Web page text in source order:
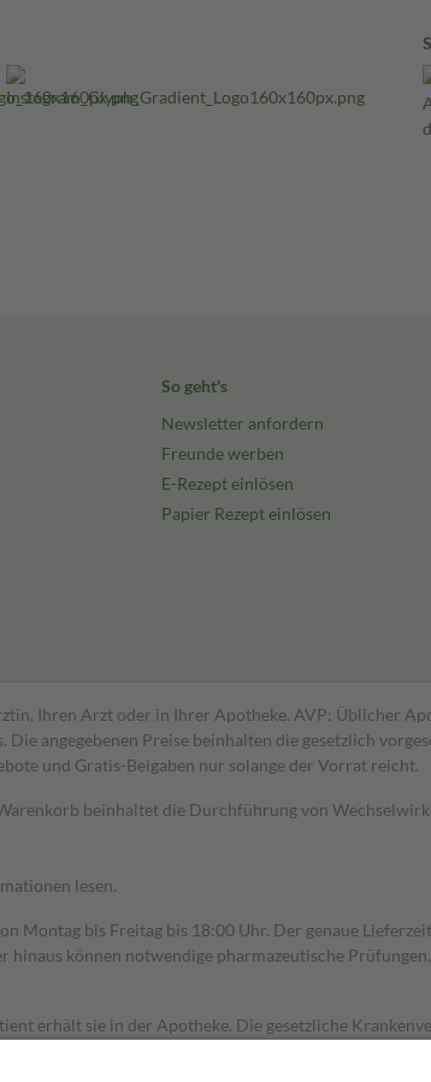
So geht's
Newsletter anfordern
Freunde werben
E-Rezept einlösen
Papier Rezept einlösen
Ihren Arzt oder in Ihrer Apotheke. AVP: Üblicher
angegebenen Preise beinhalten die gesetzlich
und Gratis-Beigaben nur solange der Vorrat reicht.
beinhaltet die Durchführung von
lesen.
Montag bis Freitag bis 18:00 Uhr. Der genaue
können notwendige pharmazeutische
erhält sie in der Apotheke. Die gesetzliche